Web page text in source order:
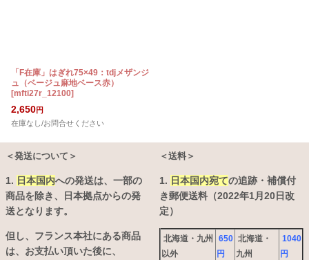
「F在庫」はぎれ75×49：tdjメザンジ
ュ（ベージュ麻地ベース赤）
[mfti27r_12100]
2,650円
在庫なし/お問合せください
＜発送について＞
1. 日本国内への発送は、 一部の
商品を除き、日本拠点からの発
送となります。
但し、フランス本社にある商品
は、お支払い頂いた後に、
＜送料＞
1. 日本国内宛ての追跡・補償付
き郵便送料（2022年1月20日改
定）
北海道・九州
以外
650
円
北海道・
九州
1040
円